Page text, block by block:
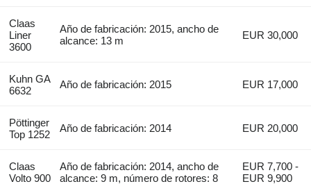
Claas
Liner
3600
Año de fabricación: 2015, ancho de
alcance: 13 m
EUR 30,000
Kuhn GA
6632
Año de fabricación: 2015 EUR 17,000
Pöttinger
Top 1252
Año de fabricación: 2014 EUR 20,000
Claas
Volto 900
Año de fabricación: 2014, ancho de
alcance: 9 m, número de rotores: 8
EUR 7,700 -
EUR 9,900